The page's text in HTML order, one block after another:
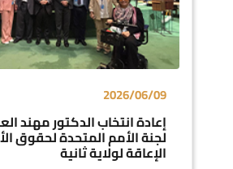
2026/06/09
إعادة انتخاب الدكتور مهند
لجنة الأمم المتحدة لحقوق
الإعاقة لولاية ثانية